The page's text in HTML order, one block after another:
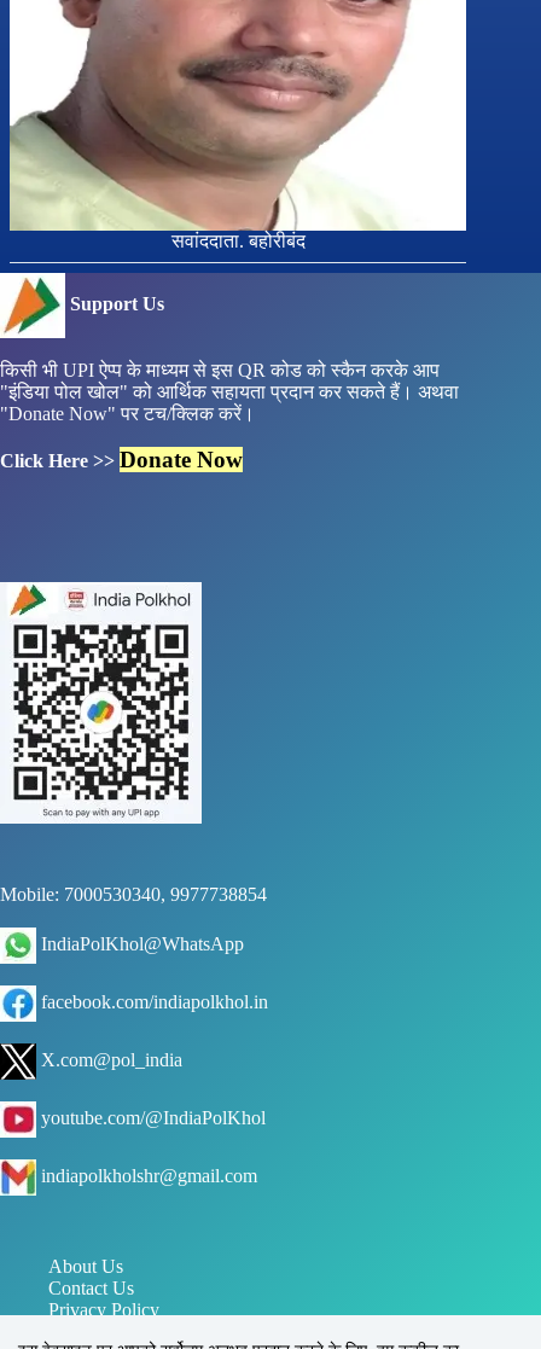
सवांददाता. बहोरीबंद
Support Us
किसी भी UPI ऐप्प के माध्यम से इस QR कोड को स्कैन करके आप
"इंडिया पोल खोल" को आर्थिक सहायता प्रदान कर सकते हैं। अथवा
"Donate Now" पर टच/क्लिक करें।
Click Here >> Donate Now
Mobile: 7000530340, 9977738854
IndiaPolKhol@WhatsApp
facebook.com/indiapolkhol.in
X.com@pol_india
youtube.com/@IndiaPolKhol
indiapolkholshr@gmail.com
About Us
Contact Us
Privacy Policy